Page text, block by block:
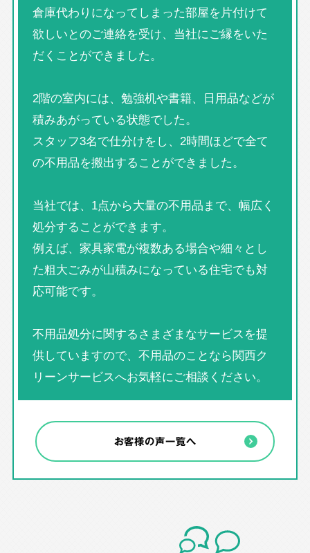
倉庫代わりになってしまった部屋を片付けて
欲しいとのご連絡を受け、当社にご縁をいた
だくことができました。
2階の室内には、勉強机や書籍、日用品などが
積みあがっている状態でした。
スタッフ3名で仕分けをし、2時間ほどで全て
の不用品を搬出することができました。
当社では、1点から大量の不用品まで、幅広く
処分することができます。
例えば、家具家電が複数ある場合や細々とし
た粗大ごみが山積みになっている住宅でも対
応可能です。
不用品処分に関するさまざまなサービスを提
供していますので、不用品のことなら関西ク
リーンサービスへお気軽にご相談ください。
お客様の声一覧へ